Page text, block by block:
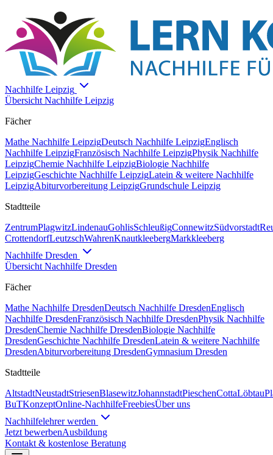
Nachhilfe Leipzig
Übersicht Nachhilfe Leipzig
Fächer
Mathe Nachhilfe LeipzigDeutsch Nachhilfe LeipzigEnglisch
Nachhilfe LeipzigFranzösisch Nachhilfe LeipzigPhysik Nachhilfe
LeipzigChemie Nachhilfe LeipzigBiologie Nachhilfe
LeipzigGeschichte Nachhilfe LeipzigLatein & weitere Nachhilfe
LeipzigAbiturvorbereitung LeipzigGrundschule Leipzig
Stadtteile
ZentrumPlagwitzLindenauGohlisSchleußigConnewitzSüdvorstadt
CrottendorfLeutzschWahrenKnautkleebergMarkkleeberg
Nachhilfe Dresden
Übersicht Nachhilfe Dresden
Fächer
Mathe Nachhilfe DresdenDeutsch Nachhilfe DresdenEnglisch
Nachhilfe DresdenFranzösisch Nachhilfe DresdenPhysik Nachhilfe
DresdenChemie Nachhilfe DresdenBiologie Nachhilfe
DresdenGeschichte Nachhilfe DresdenLatein & weitere Nachhilfe
DresdenAbiturvorbereitung DresdenGymnasium Dresden
Stadtteile
AltstadtNeustadtStriesenBlasewitzJohannstadtPieschenCottaLöbtau
BuTKonzeptOnline-NachhilfeFreebiesÜber uns
Nachhilfelehrer werden
Jetzt bewerbenAusbildung
Kontakt & kostenlose Beratung